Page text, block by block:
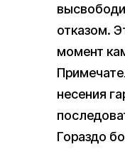
отказом.
момент
несения
Гораздо